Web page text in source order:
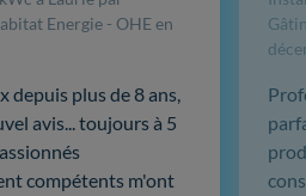
Energie - OHE en
depuis plus de 8 ans,
avis... toujours à 5
compétents m'ont